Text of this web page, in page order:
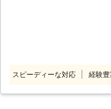
スピーディーな対応 経験豊